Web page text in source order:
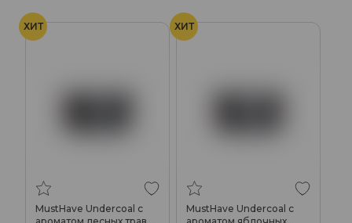
ХИТ
MustHave Undercoal с
ХИТ
MustHave Undercoal с